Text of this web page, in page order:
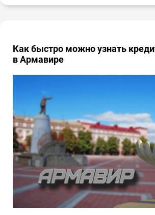
Как быстро можно узнать
в Армавире